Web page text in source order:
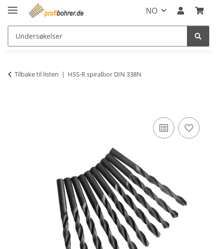
NO
Tilbake til listen HSS-R spiralbor DIN 338N